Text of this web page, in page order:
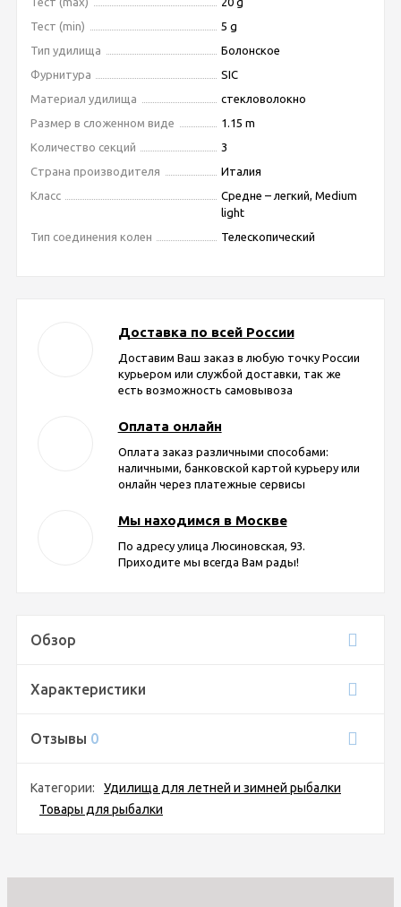
Тест (min)
5 g
Тип удилища
Болонское
Фурнитура
SIC
Материал удилища
стекловолокно
Размер в сложенном виде
1.15 m
Количество секций
3
Страна производителя
Италия
Класс
Средне – легкий, Medium
light
Тип соединения колен
Телескопический
Доставка по всей России
Доставим Ваш заказ в любую точку России
курьером или службой доставки, так же
есть возможность самовывоза
Оплата онлайн
Оплата заказ различными способами:
наличными, банковской картой курьеру или
онлайн через платежные сервисы
Мы находимся в Москве
По адресу улица Люсиновская, 93.
Приходите мы всегда Вам рады!
Обзор
Характеристики
Отзывы 0
Категории:
Удилища для летней и зимней рыбалки
Товары для рыбалки